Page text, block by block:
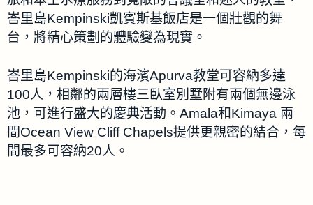
峇里島Kempinski凱賓斯基飯店是一個壯觀的舞
台，將精心策劃的體驗變為現實。
峇里島Kempinski的海濱Apurva教堂可容納多達
100人，相鄰的兩層樓三臥室別墅附有兩個無邊泳
池，可進行盛大的慶典活動。Amala和Kimaya 兩
間Ocean View Cliff Chapels提供更親密的結合，每
間最多可容納20人。